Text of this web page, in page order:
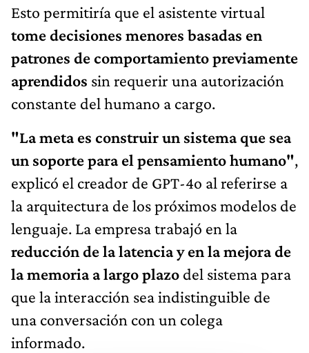
Esto permitiría que el asistente virtual
tome decisiones menores basadas en
patrones de comportamiento previamente
aprendidos sin requerir una autorización
constante del humano a cargo.
"La meta es construir un sistema que sea
un soporte para el pensamiento humano",
explicó el creador de GPT-4o al referirse a
la arquitectura de los próximos modelos de
lenguaje. La empresa trabajó en la
reducción de la latencia y en la mejora de
la memoria a largo plazo del sistema para
que la interacción sea indistinguible de
una conversación con un colega
informado.